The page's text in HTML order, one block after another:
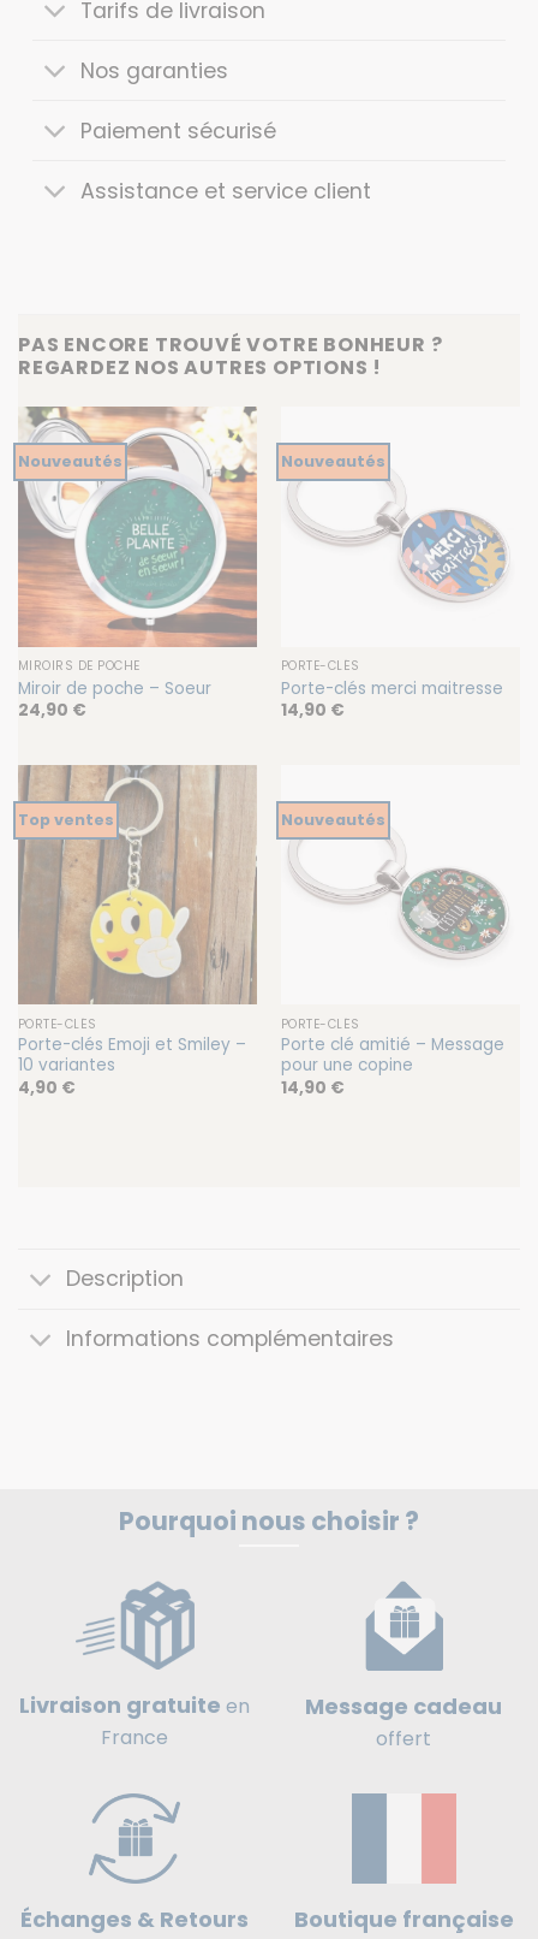
Tarifs de livraison
Nos garanties
Paiement sécurisé
Assistance et service client
PAS ENCORE TROUVÉ VOTRE BONHEUR ?
REGARDEZ NOS AUTRES OPTIONS !
Nouveautés
MIROIRS DE POCHE
Miroir de poche – Soeur
24,90 €
Nouveautés
PORTE-CLÉS
Porte-clés merci maitresse
14,90 €
Top ventes
PORTE-CLÉS
Porte-clés Emoji et Smiley –
10 variantes
4,90 €
Nouveautés
PORTE-CLÉS
Porte clé amitié – Message
pour une copine
14,90 €
Description
Informations complémentaires
Pourquoi nous choisir ?
Livraison gratuite en
France
Message cadeau
offert
Échanges & Retours Boutique française